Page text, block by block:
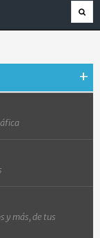
y más, de tus